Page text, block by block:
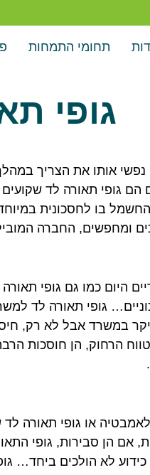
תחומי התמחות
גופי
אותו את הצריך
גופי תאורה לד שקועים
בו לחסכונית
ומחפשים, החברה
היום כמו גם גופי
הליבון. כן, בעיקר
הרחוק, הן חוסכות
או גופי תאורה
הן סבירות, גופי
כידוע לא הולכים ביחד…